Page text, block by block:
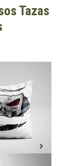
Tazas